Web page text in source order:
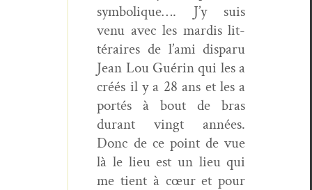
sym­bol­ique…. J’y suis
venu avec les mardis lit­
téraires de l’ami dis­paru
Jean Lou Guérin qui les a
créés il y a 28 ans et les a
portés à bout de bras
durant vingt années.
Donc de ce point de vue
là le lieu est un lieu qui
me tient à cœur et pour